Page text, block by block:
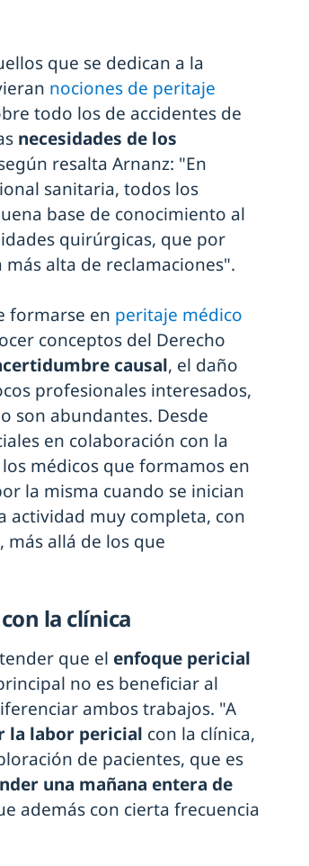
que se dedican a la
nociones de peritaje
todo los de accidentes de
necesidades de los
resalta Arnanz: "En
sanitaria, todos los
base de conocimiento al
quirúrgicas, que por
alta de reclamaciones".
formarse en peritaje médico
conceptos del Derecho
causal, el daño
profesionales interesados,
son abundantes. Desde
en colaboración con la
médicos que formamos en
la misma cuando se inician
actividad muy completa, con
, más allá de los que
la clínica
que el enfoque pericial
no es beneficiar al
ambos trabajos. "A
la labor pericial con la clínica,
de pacientes, que es
una mañana entera de
además con cierta frecuencia